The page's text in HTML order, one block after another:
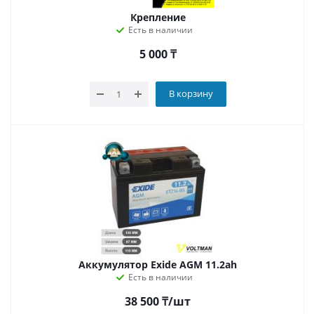
Крепление
Есть в наличии
5 000₸
В корзину
Аккумулятор Exide AGM 11.2ah
Есть в наличии
38 500₸/шт